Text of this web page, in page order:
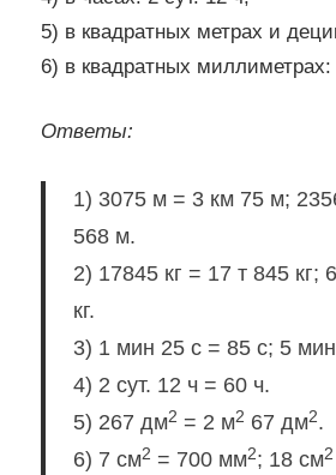
5) в квадратных метрах и
6) в квадратных
Ответы:
1) 3075 м = 3 км 75 м;
568 м.
2) 17845 кг = 17 т 845 кг;
кг.
3) 1 мин 25 c = 85 c; 5
4) 2 сут. 12 ч = 60 ч.
5) 267 дм2 = 2 м2 67 дм2.
6) 7 см2 = 700 мм2; 18 см2